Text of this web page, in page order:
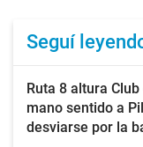
Seguí
Ruta 8 altura
mano sentido a
desviarse por la